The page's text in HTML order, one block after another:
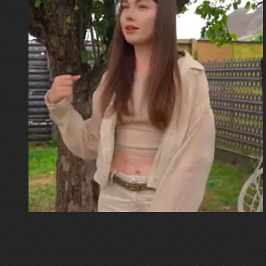
30.07.2026
Калина, Дарина та Віра Папроцькі
"Хвиля була, як від моря,
прозора і велика… Я ледве
встигла схопити племінницю"